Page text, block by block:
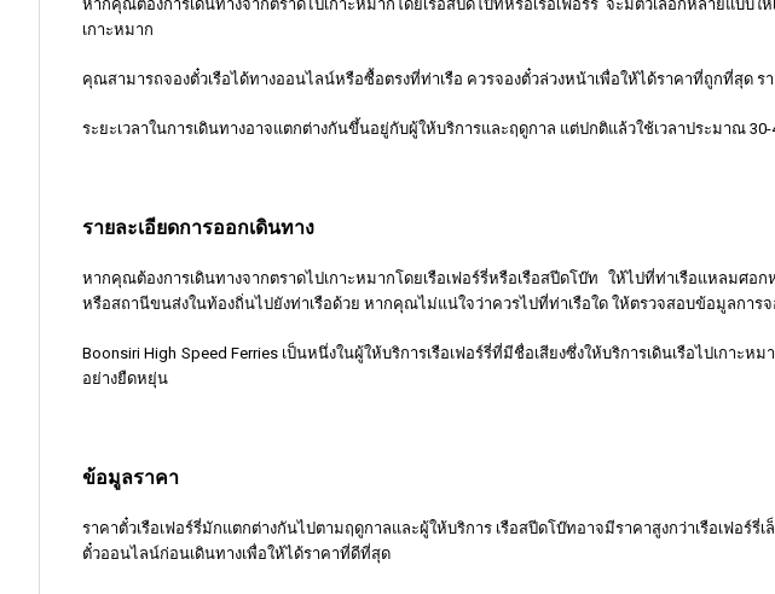
หากคุณต้องการเดินทางจากตราดไปเกาะหมากโดยเรือสปีดโบ๊ทหรือเรือเฟอร์รี่ จะมีตัวเลือกหลายแบบใ
เกาะหมาก
คุณสามารถจองตั๋วเรือได้ทางออนไลน์หรือซื้อตรงที่ท่าเรือ ควรจองตั๋วล่วงหน้าเพื่อให้ได้ราคาที่ถูกที่สุด
ระยะเวลาในการเดินทางอาจแตกต่างกันขึ้นอยู่กับผู้ให้บริการและฤดูกาล แต่ปกติแล้วใช้เวลาประมาณ
รายละเอียดการออกเดินทาง
หากคุณต้องการเดินทางจากตราดไปเกาะหมากโดยเรือเฟอร์รี่หรือเรือสปีดโบ๊ท ให้ไปที่ท่าเรือแหลมศ
หรือสถานีขนส่งในท้องถิ่นไปยังท่าเรือด้วย หากคุณไม่แน่ใจว่าควรไปที่ท่าเรือใด ให้ตรวจสอบข้อมูลกา
Boonsiri High Speed Ferries เป็นหนึ่งในผู้ให้บริการเรือเฟอร์รี่ที่มีชื่อเสียงซึ่งให้บริการเดินเรือไปเกา
อย่างยืดหยุ่น
ข้อมูลราคา
ราคาตั๋วเรือเฟอร์รี่มักแตกต่างกันไปตามฤดูกาลและผู้ให้บริการ เรือสปีดโบ๊ทอาจมีราคาสูงกว่าเรือเฟอร์
ตั๋วออนไลน์ก่อนเดินทางเพื่อให้ได้ราคาที่ดีที่สุด